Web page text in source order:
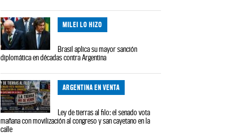
MILEI LO HIZO
Brasil aplica su mayor sanción
diplomática en décadas contra Argentina
ARGENTINA EN VENTA
Ley de tierras al filo: el senado vota
mañana con movilización al congreso y san cayetano en la
calle